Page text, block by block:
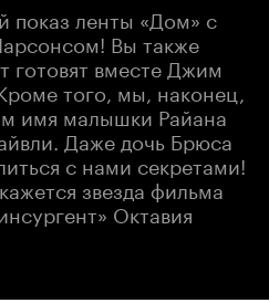
ленты «Дом» с
Вы также
готовят вместе Джим
того, мы, наконец,
имя малышки Райана
Даже дочь Брюса
с нами секретами!
звезда фильма
Октавия